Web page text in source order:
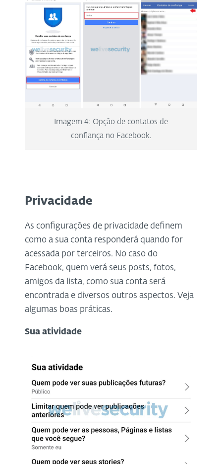
Imagem 4: Opção de contatos de
confiança no Facebook.
Privacidade
As configurações de privacidade definem
como a sua conta responderá quando for
acessada por terceiros. No caso do
Facebook, quem verá seus posts, fotos,
amigos da lista, como sua conta será
encontrada e diversos outros aspectos. Veja
algumas boas práticas.
Sua atividade